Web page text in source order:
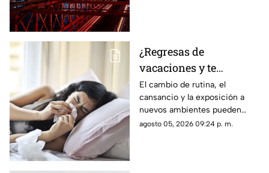
¿Regresas de
vacaciones y te
enfermas? Estas son
las razones
El cambio de rutina, el
cansancio y la exposición a
nuevos ambientes pueden
afectar al organismo justo al
agosto 05, 2026 09:24 p. m.